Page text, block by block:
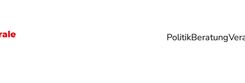
PolitikBeratung
Geld & Versicherungen Digitales